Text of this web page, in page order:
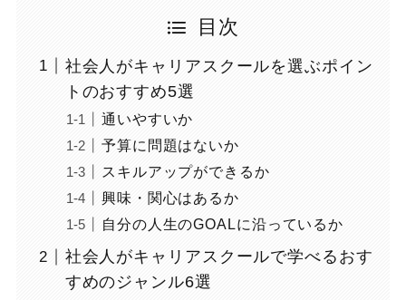
目次
社会人がキャリアスクールを選ぶポイン
トのおすすめ5選
通いやすいか
予算に問題はないか
スキルアップができるか
興味・関心はあるか
自分の人生のGOALに沿っているか
社会人がキャリアスクールで学べるおす
すめのジャンル6選